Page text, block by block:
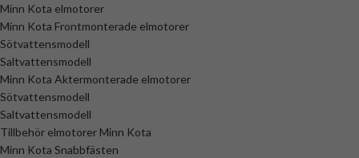
Minn Kota elmotorer
Minn Kota Frontmonterade elmotorer
Sötvattensmodell
Saltvattensmodell
Minn Kota Aktermonterade elmotorer
Sötvattensmodell
Saltvattensmodell
Tillbehör elmotorer Minn Kota
Minn Kota Snabbfästen